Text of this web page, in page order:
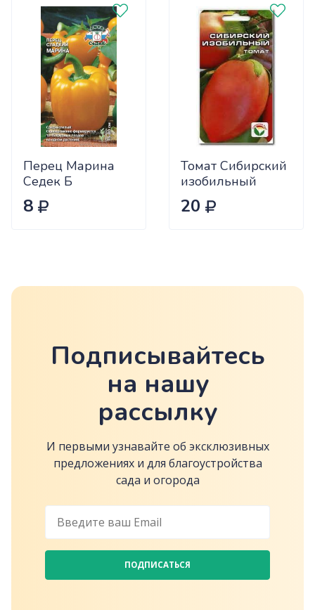
Перец Марина
Седек Б
8
Томат Сибирский
изобильный
Сиб.сад Ц
20
Подписывайтесь
на нашу
рассылку
И первыми узнавайте об эксклюзивных
предложениях и для благоустройства
сада и огорода
ПОДПИСАТЬСЯ